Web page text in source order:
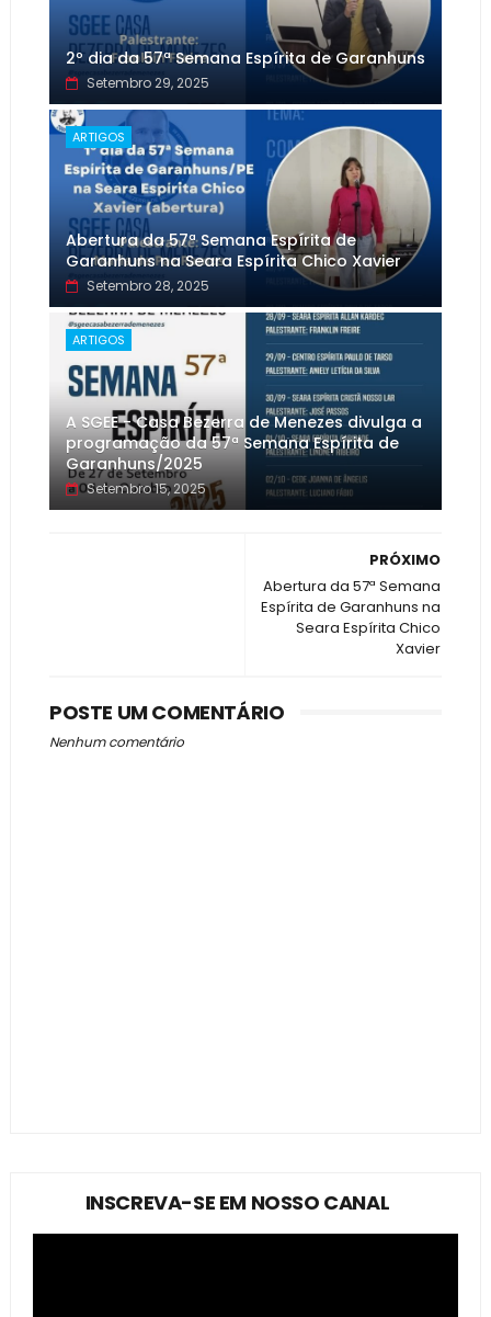
2º dia da 57ª Semana Espírita de Garanhuns
Setembro 29, 2025
ARTIGOS
Abertura da 57ª Semana Espírita de
Garanhuns na Seara Espírita Chico Xavier
Setembro 28, 2025
ARTIGOS
A SGEE - Casa Bezerra de Menezes divulga a
programação da 57ª Semana Espírita de
Garanhuns/2025
Setembro 15, 2025
PRÓXIMO
Abertura da 57ª Semana
Espírita de Garanhuns na
Seara Espírita Chico
Xavier
POSTE UM COMENTÁRIO
Nenhum comentário
INSCREVA-SE EM NOSSO CANAL